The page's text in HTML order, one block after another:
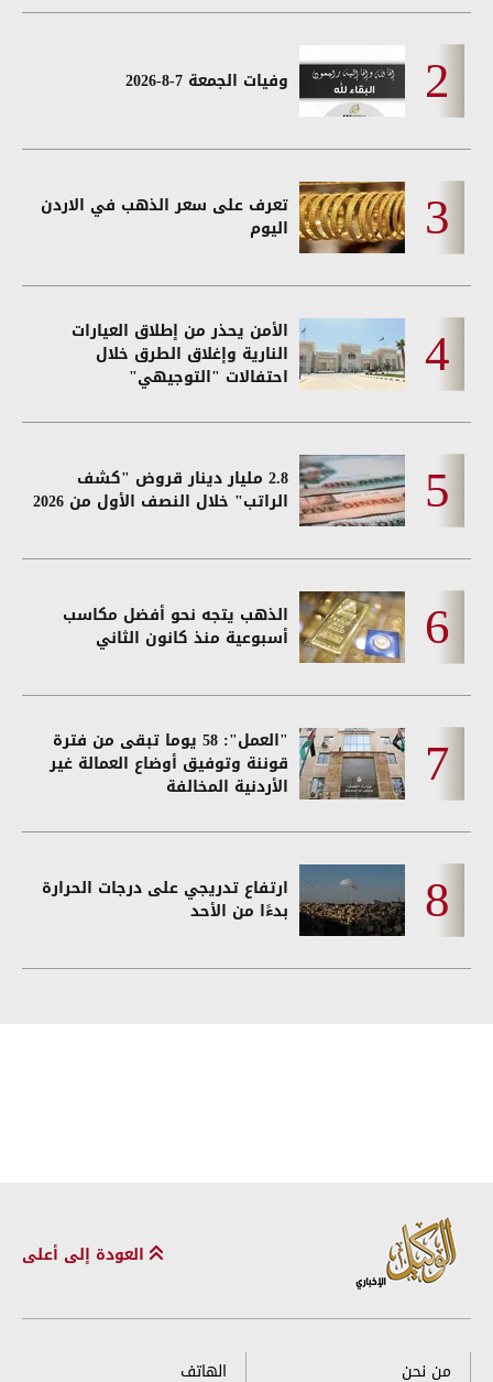
وفيات الجمعة 7-8-2026
تعرف على سعر الذهب في الاردن
اليوم
الأمن يحذر من إطلاق العيارات
النارية وإغلاق الطرق خلال
احتفالات "التوجيهي"
2.8 مليار دينار قروض "كشف
الراتب" خلال النصف الأول من 2026
الذهب يتجه نحو أفضل مكاسب
أسبوعية منذ كانون الثاني
"العمل": 58 يوما تبقى من فترة
قوننة وتوفيق أوضاع العمالة غير
الأردنية المخالفة
ارتفاع تدريجي على درجات الحرارة
بدءًا من الأحد
العودة إلى أعلى
من نحن الهاتف